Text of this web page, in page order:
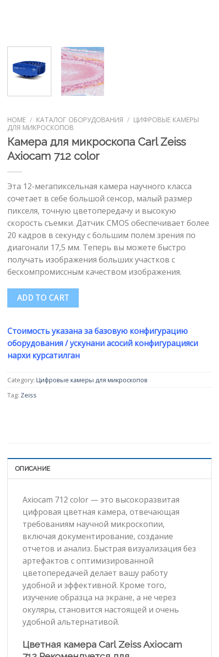
HOME / КАТАЛОГ ОБОРУДОВАНИЯ / ЦИФРОВЫЕ КАМЕРЫ
ДЛЯ МИКРОСКОПОВ
Камера для микроскопа Carl Zeiss
Axiocam 712 color
Эта 12-мегапиксельная камера научного класса
сочетает в себе большой сенсор, малый размер
пикселя, точную цветопередачу и высокую
скорость съемки. Датчик CMOS обеспечивает более
20 кадров в секунду с большим полем зрения по
диагонали 17,5 мм. Теперь вы можете быстро
получать изображения больших участков с
бескомпромиссным качеством изображения.
ADD TO CART
Стоимость указана за базовую конфигурацию
оборудования / ускунани асосий конфигурацияси
нархи курсатилган
Category: Цифровые камеры для микроскопов
Tag: Zeiss
ОПИСАНИЕ
Axiocam 712 color — это высокоразвитая
цифровая цветная камера, отвечающая
требованиям научной микроскопии,
включая документирование, создание
отчетов и анализ. Быстрая визуализация без
артефактов с оптимизированной
цветопередачей делает вашу работу
удобной и эффективной. Кроме того,
изучение образца на экране, а не через
окуляры, становится настоящей и очень
удобной альтернативой.
Цветная камера Carl Zeiss Axiocam